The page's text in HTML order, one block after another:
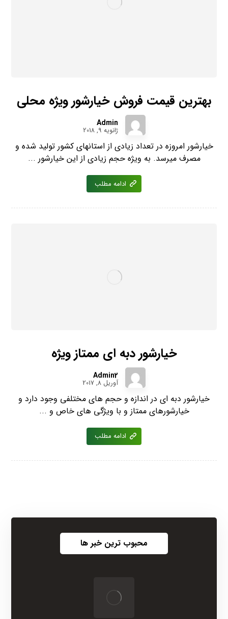
بهترین قیمت فروش خیارشور ویژه محلی
Admin
ژانویه 9, 2018
خیارشور امروزه در تعداد زیادی از استانهای کشور تولید شده و
مصرف میرسد. به ویژه حجم زیادی از این خیارشور ...
ادامه مطلب
خیارشور دبه ای ممتاز ویژه
Admin2
آوریل 8, 2017
خیارشور دبه ای در اندازه و حجم های مختلفی وجود دارد و
خیارشورهای ممتاز و با ویژگی های خاص و ...
ادامه مطلب
محبوب ترین خبر ها